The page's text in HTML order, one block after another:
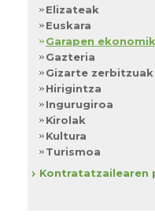
Elizateak
Euskara
Garapen
Gazteria
Gizarte zerbitzuak
Hirigintza
Ingurugiroa
Kirolak
Kultura
Turismoa
Kontratatzailearen